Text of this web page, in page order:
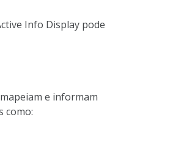
Info Display pode
e informam
como: